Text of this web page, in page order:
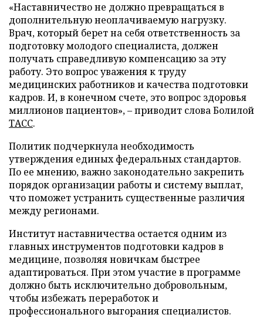
«Наставничество не должно превращаться в
дополнительную неоплачиваемую нагрузку.
Врач, который берет на себя ответственность за
подготовку молодого специалиста, должен
получать справедливую компенсацию за эту
работу. Это вопрос уважения к труду
медицинских работников и качества подготовки
кадров. И, в конечном счете, это вопрос здоровья
миллионов пациентов», – приводит слова Болилой
ТАСС.
Политик подчеркнула необходимость
утверждения единых федеральных стандартов.
По ее мнению, важно законодательно закрепить
порядок организации работы и систему выплат,
что поможет устранить существенные различия
между регионами.
Институт наставничества остается одним из
главных инструментов подготовки кадров в
медицине, позволяя новичкам быстрее
адаптироваться. При этом участие в программе
должно быть исключительно добровольным,
чтобы избежать переработок и
профессионального выгорания специалистов.